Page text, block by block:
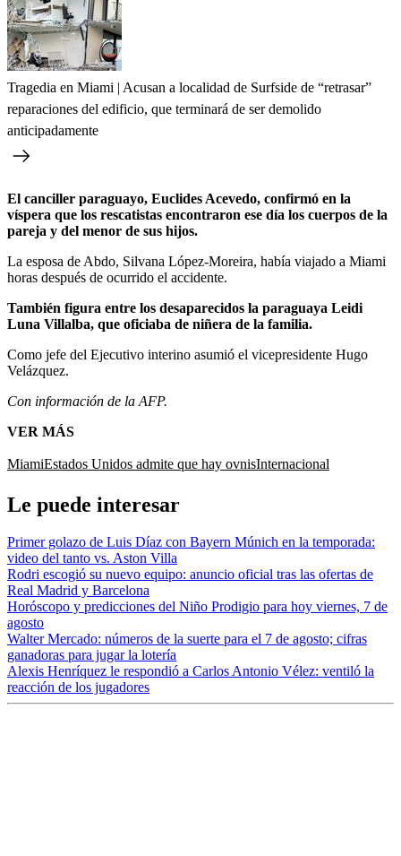
Tragedia en Miami | Acusan a localidad de Surfside de “retrasar”
reparaciones del edificio, que terminará de ser demolido
anticipadamente
El canciller paraguayo, Euclides Acevedo, confirmó en la
víspera que los rescatistas encontraron ese día los cuerpos de la
pareja y del menor de sus hijos.
La esposa de Abdo, Silvana López-Moreira, había viajado a Miami
horas después de ocurrido el accidente.
También figura entre los desaparecidos la paraguaya Leidi
Luna Villalba, que oficiaba de niñera de la familia.
Como jefe del Ejecutivo interino asumió el vicepresidente Hugo
Velázquez.
Con información de la AFP.
VER MÁS
MiamiEstados Unidos admite que hay ovnisInternacional
Le puede interesar
Primer golazo de Luis Díaz con Bayern Múnich en la temporada:
video del tanto vs. Aston Villa
Rodri escogió su nuevo equipo: anuncio oficial tras las ofertas de
Real Madrid y Barcelona
Horóscopo y predicciones del Niño Prodigio para hoy viernes, 7 de
agosto
Walter Mercado: números de la suerte para el 7 de agosto; cifras
ganadoras para jugar la lotería
Alexis Henríquez le respondió a Carlos Antonio Vélez: ventiló la
reacción de los jugadores